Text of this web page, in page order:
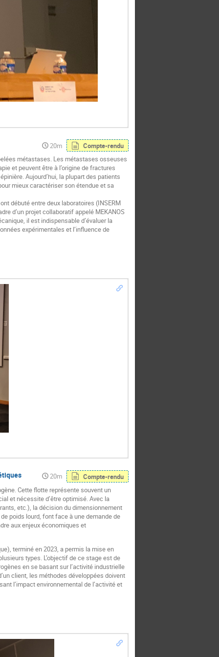
20m
Compte-rendu
métastases. Les métastases osseuses
et peuvent être à l’origine de fractures
Aujourd’hui, la plupart des patients
mieux caractériser son étendue et sa
débuté entre deux laboratoires (INSERM
d’un projet collaboratif appelé MEKANOS
il est indispensable d’évaluer la
expérimentales et l’influence de
20m
Compte-rendu
Cette flotte représente souvent un
et nécessite d’être optimisé. Avec la
etc.), la décision du dimensionnement
poids lourd, font face à une demande de
aux enjeux économiques et
terminé en 2023, a permis la mise en
types. L’objectif de ce stage est de
en se basant sur l’activité industrielle
client, les méthodes développées doivent
l’impact environnemental de l’activité et